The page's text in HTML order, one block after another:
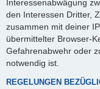
Interessenabwägung
den Interessen Dritter,
zusammen mit deiner
übermittelter Browser-
Gefahrenabwehr oder
notwendig ist.
REGELUNGEN